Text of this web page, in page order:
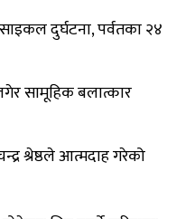
दुर्घटना, पर्वतका २४
सामूहिक बलात्कार
श्रेष्ठले आत्मदाह गरेको